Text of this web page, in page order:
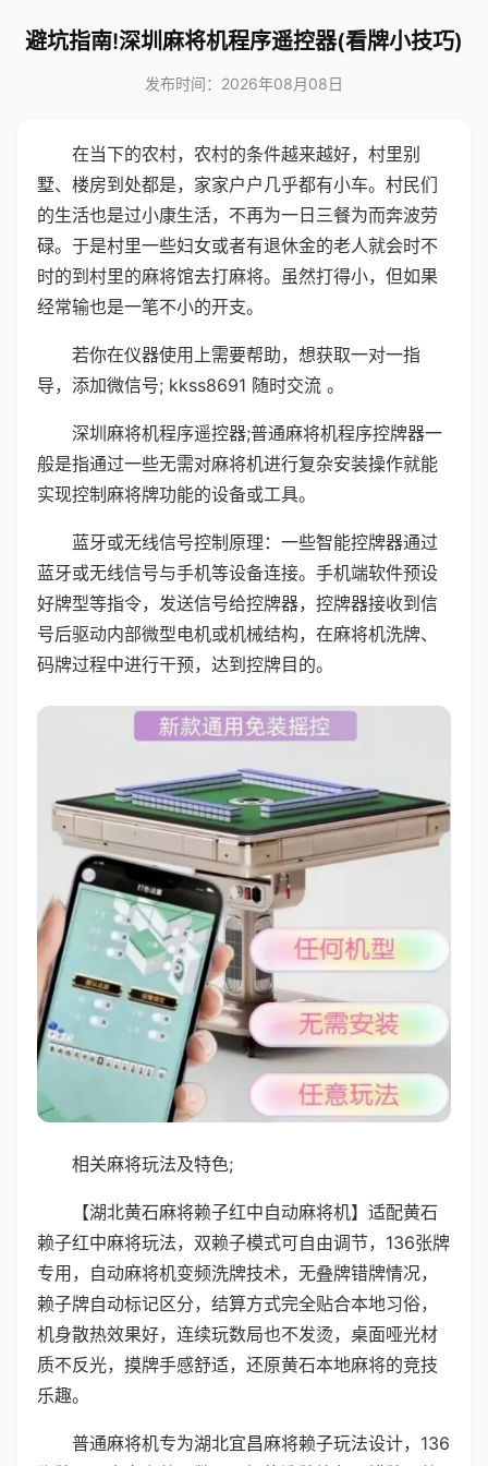
避坑指南!深圳麻将机程序遥控器(看牌小技巧)
发布时间：2026年08月08日
在当下的农村，农村的条件越来越好，村里别
墅、楼房到处都是，家家户户几乎都有小车。村民们
的生活也是过小康生活，不再为一日三餐为而奔波劳
碌。于是村里一些妇女或者有退休金的老人就会时不
时的到村里的麻将馆去打麻将。虽然打得小，但如果
经常输也是一笔不小的开支。
若你在仪器使用上需要帮助，想获取一对一指
导，添加微信号; kkss8691 随时交流 。
深圳麻将机程序遥控器;普通麻将机程序控牌器一
般是指通过一些无需对麻将机进行复杂安装操作就能
实现控制麻将牌功能的设备或工具。
蓝牙或无线信号控制原理：一些智能控牌器通过
蓝牙或无线信号与手机等设备连接。手机端软件预设
好牌型等指令，发送信号给控牌器，控牌器接收到信
号后驱动内部微型电机或机械结构，在麻将机洗牌、
码牌过程中进行干预，达到控牌目的。
相关麻将玩法及特色;
【湖北黄石麻将赖子红中自动麻将机】适配黄石
赖子红中麻将玩法，双赖子模式可自由调节，136张牌
专用，自动麻将机变频洗牌技术，无叠牌错牌情况，
赖子牌自动标记区分，结算方式完全贴合本地习俗，
机身散热效果好，连续玩数局也不发烫，桌面哑光材
质不反光，摸牌手感舒适，还原黄石本地麻将的竞技
乐趣。
普通麻将机专为湖北宜昌麻将赖子玩法设计，136